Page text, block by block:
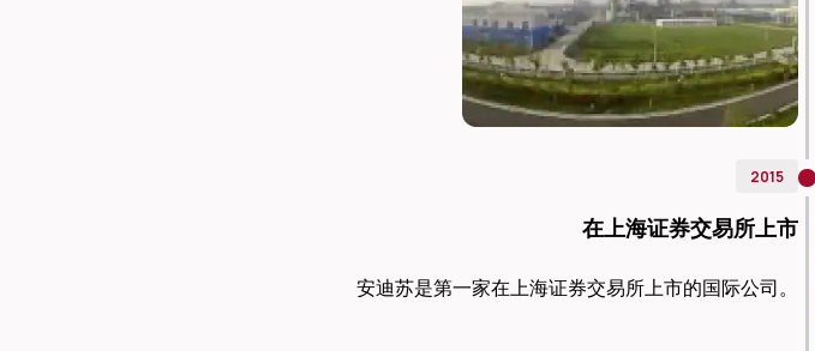
2015
在上海证券交易所上市
安迪苏是第一家在上海证券交易所上市的国际公司。